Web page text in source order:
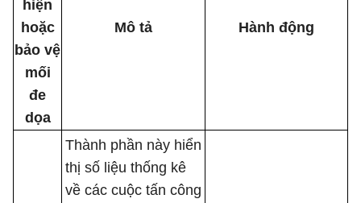
hiện
hoặc
bảo vệ
mối
đe
dọa
Mô tả Hành động
Thành phần này hiển
thị số liệu thống kê
về các cuộc tấn công